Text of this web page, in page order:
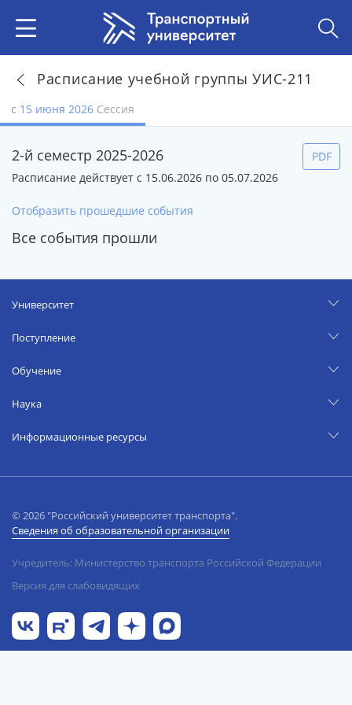
Расписание учебной группы УИС-211
с 15 июня 2026 Сессия
2-й семестр 2025-2026
Расписание действует с 15.06.2026 по 05.07.2026
PDF
Отобразить прошедшие события
Все события прошли
Университет
Поступление
Обучение
Наука
Информационные ресурсы
© 2026 "Российский университет транспорта".
Сведения об образовательной организации
Учредитель: Министерство транспорта Российской Федерации
Версия для слабовидящих